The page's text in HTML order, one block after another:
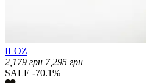
ILOZ
2,179 грн 7,295 грн
SALE -70.1%